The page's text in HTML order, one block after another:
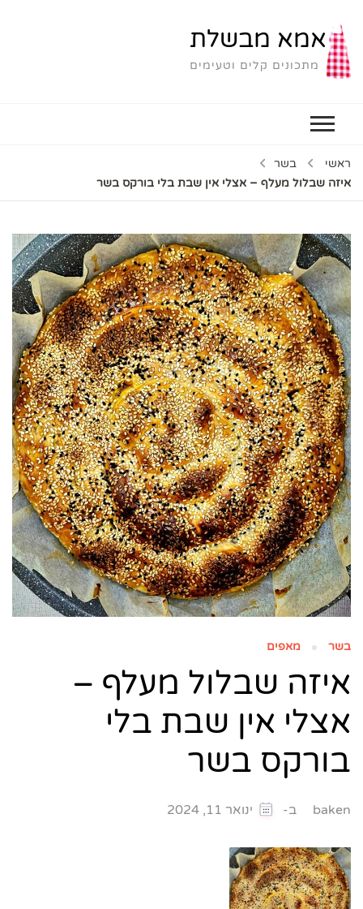
אמא מבשלת
מתכונים קלים וטעימים
ראשי
בשר
איזה שבלול מעלף – אצלי אין שבת בלי בורקס בשר
בשר מאפים
איזה שבלול מעלף –
אצלי אין שבת בלי
בורקס בשר
baken ב- ינואר 11, 2024